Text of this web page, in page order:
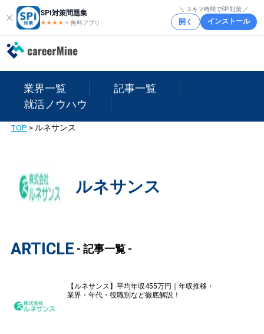
SPI対策問題集
★★★★ ★★
無料アプリ
＼ スキマ時間でSPI対策 ／
開く インストール
業界一覧
記事一覧
就活ノウハウ
TOP > ルネサンス
ルネサンス
ARTICLE - 記事一覧 -
【ルネサンス】平均年収455万円｜年収推移・
業界・年代・役職別など徹底解説！